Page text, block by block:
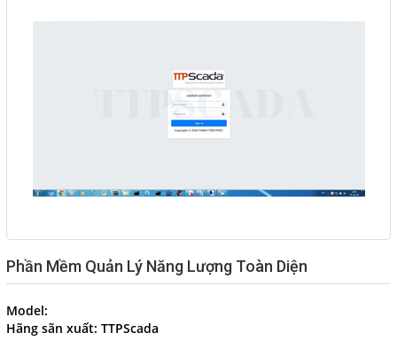
Phần Mềm Quản Lý Năng Lượng Toàn Diện
Model:
Hãng sãn xuất: TTPScada